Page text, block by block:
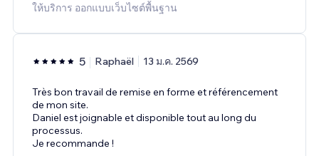
ให้บริการ ออกแบบเว็บไซต์พื้นฐาน
5 Raphaël 13 ม.ค. 2569
Très bon travail de remise en forme et référencement
de mon site.
Daniel est joignable et disponible tout au long du
processus.
Je recommande !